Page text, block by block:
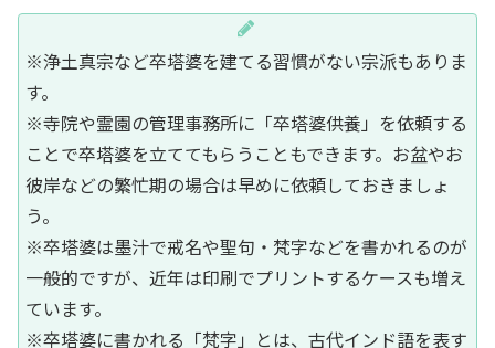
※浄土真宗など卒塔婆を建てる習慣がない宗派もありま
す。
※寺院や霊園の管理事務所に「卒塔婆供養」を依頼する
ことで卒塔婆を立ててもらうこともできます。お盆やお
彼岸などの繁忙期の場合は早めに依頼しておきましょ
う。
※卒塔婆は墨汁で戒名や聖句・梵字などを書かれるのが
一般的ですが、近年は印刷でプリントするケースも増え
ています。
※卒塔婆に書かれる「梵字」とは、古代インド語を表す